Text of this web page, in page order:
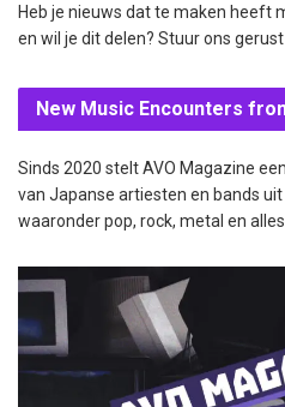
Heb je nieuws dat te maken heeft
en wil je dit delen? Stuur ons
New Music Encounters
Sinds 2020 stelt AVO Magazine
van Japanse artiesten en bands
waaronder pop, rock, metal en